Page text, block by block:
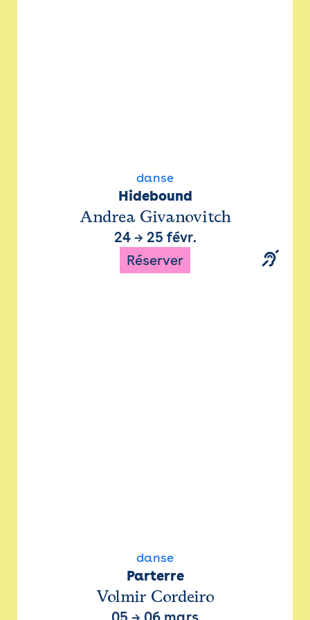
danse
Hidebound
Andrea Givanovitch
24→ 25 févr.
Réserver
danse
Parterre
Volmir Cordeiro